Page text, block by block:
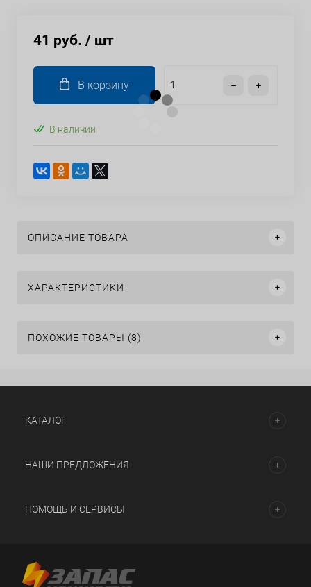
41 руб. / шт
В корзину
В наличии
ОПИСАНИЕ ТОВАРА
ХАРАКТЕРИСТИКИ
ПОХОЖИЕ ТОВАРЫ (8)
КАТАЛОГ
НАШИ ПРЕДЛОЖЕНИЯ
ПОМОЩЬ И СЕРВИСЫ